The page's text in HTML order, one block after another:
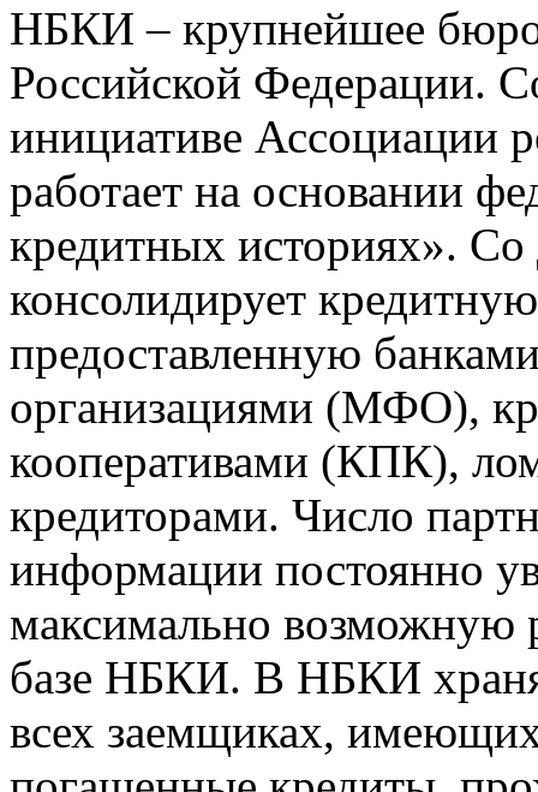
НБКИ – крупнейшее
Российской Федерации.
инициативе Ассоциации
работает на основании
кредитных историях».
консолидирует
предоставленную
организациями (МФО),
кооперативами (КПК),
кредиторами. Число
информации постоянно
максимально возможную
базе НБКИ. В НБКИ
всех заемщиках,